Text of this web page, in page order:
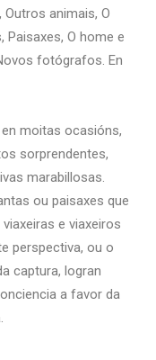
animais, O
Paisaxes, O home e
fotógrafos. En
moitas ocasións,
sorprendentes,
marabillosas.
ou paisaxes que
e viaxeiros
perspectiva, ou o
captura, logran
a favor da